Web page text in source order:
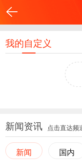
我的自定义
新闻资讯 点击直达频
新闻 国内